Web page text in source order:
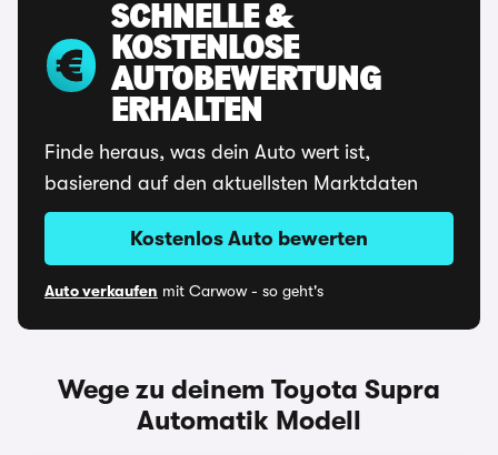
SCHNELLE &
KOSTENLOSE
AUTOBEWERTUNG
ERHALTEN
Finde heraus, was dein Auto wert ist,
basierend auf den aktuellsten Marktdaten
Kostenlos Auto bewerten
Auto verkaufen mit Carwow - so geht's
Wege zu deinem Toyota Supra
Automatik Modell